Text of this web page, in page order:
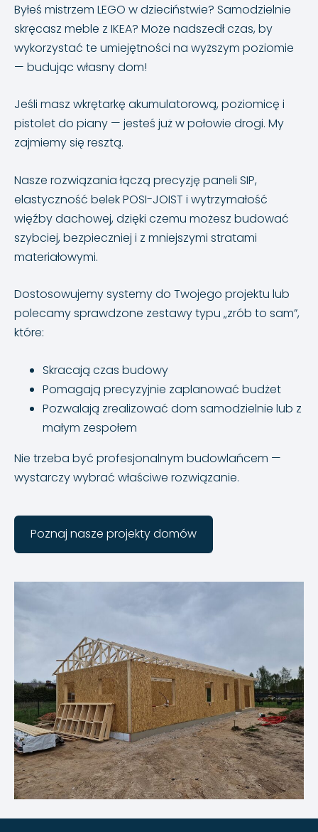
Byłeś mistrzem LEGO w dzieciństwie? Samodzielnie
skręcasz meble z IKEA? Może nadszedł czas, by
wykorzystać te umiejętności na wyższym poziomie
— budując własny dom!
Jeśli masz wkrętarkę akumulatorową, poziomicę i
pistolet do piany — jesteś już w połowie drogi. My
zajmiemy się resztą.
Nasze rozwiązania łączą precyzję paneli SIP,
elastyczność belek POSI-JOIST i wytrzymałość
więźby dachowej, dzięki czemu możesz budować
szybciej, bezpieczniej i z mniejszymi stratami
materiałowymi.
Dostosowujemy systemy do Twojego projektu lub
polecamy sprawdzone zestawy typu „zrób to sam”,
które:
Skracają czas budowy
Pomagają precyzyjnie zaplanować budżet
Pozwalają zrealizować dom samodzielnie lub z
małym zespołem
Nie trzeba być profesjonalnym budowlańcem —
wystarczy wybrać właściwe rozwiązanie.
​Poznaj nasze projekty domów​